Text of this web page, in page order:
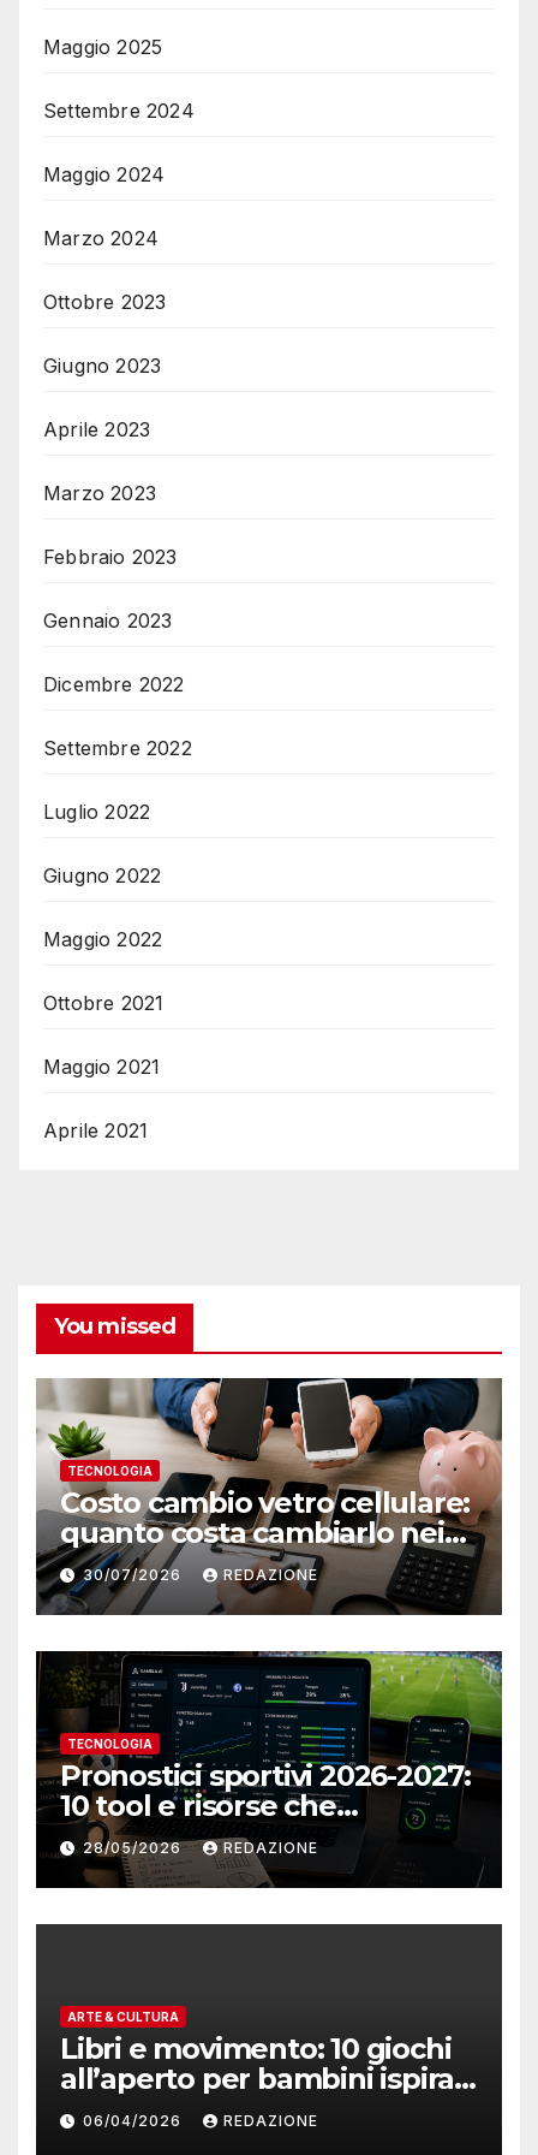
Maggio 2025
Settembre 2024
Maggio 2024
Marzo 2024
Ottobre 2023
Giugno 2023
Aprile 2023
Marzo 2023
Febbraio 2023
Gennaio 2023
Dicembre 2022
Settembre 2022
Luglio 2022
Giugno 2022
Maggio 2022
Ottobre 2021
Maggio 2021
Aprile 2021
You missed
TECNOLOGIA
Costo cambio vetro cellulare:
quanto costa cambiarlo nei
centri locali
30/07/2026 REDAZIONE
TECNOLOGIA
Pronostici sportivi 2026-2027:
10 tool e risorse che
cambieranno il modo di
analizzare
28/05/2026 REDAZIONE
ARTE & CULTURA
Libri e movimento: 10 giochi
all’aperto per bambini ispirati
alle storie che amano
06/04/2026 REDAZIONE